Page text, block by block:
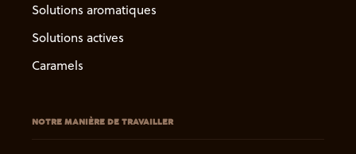
Solutions aromatiques
Solutions actives
Caramels
NOTRE MANIÈRE DE TRAVAILLER